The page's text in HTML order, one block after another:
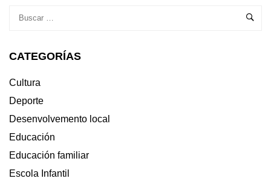
DIVULGATIVA
DE
NO
CULTURAL
CATEGORÍAS
Cultura
Deporte
Desenvolvemento local
Educación
Educación familiar
Escola Infantil